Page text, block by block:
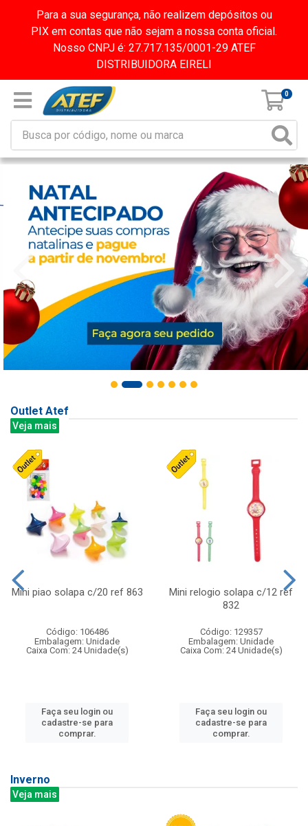
Para a sua segurança, não realizem depósitos ou
PIX em contas que não sejam a nossa conta oficial.
Nosso CNPJ é: 27.717.135/0001-29 ATEF
DISTRIBUIDORA EIRELI
0
Outlet Atef
Veja mais
Mini piao solapa c/20 ref 863
Código: 106486
Embalagem: Unidade
Caixa Com: 24 Unidade(s)
Faça seu login ou
cadastre-se para
comprar.
Mini relogio solapa c/12 ref
832
Código: 129357
Embalagem: Unidade
Caixa Com: 24 Unidade(s)
Faça seu login ou
cadastre-se para
comprar.
Inverno
Veja mais